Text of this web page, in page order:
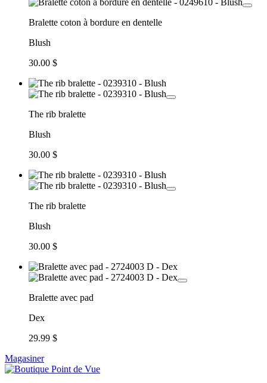
Bralette coton à bordure en dentelle
Blush
30.00 $
The rib bralette
Blush
30.00 $
The rib bralette
Blush
30.00 $
Bralette avec pad
Dex
29.99 $
Magasiner